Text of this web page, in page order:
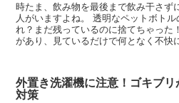
時たま、飲み物を最後まで飲み干さず
人がいますよね。 透明なペットボト
れ？まだ残っているのに捨てちゃった
があり、見ているだけで何となく不快
外置き洗濯機に注意！ゴキブ
対策